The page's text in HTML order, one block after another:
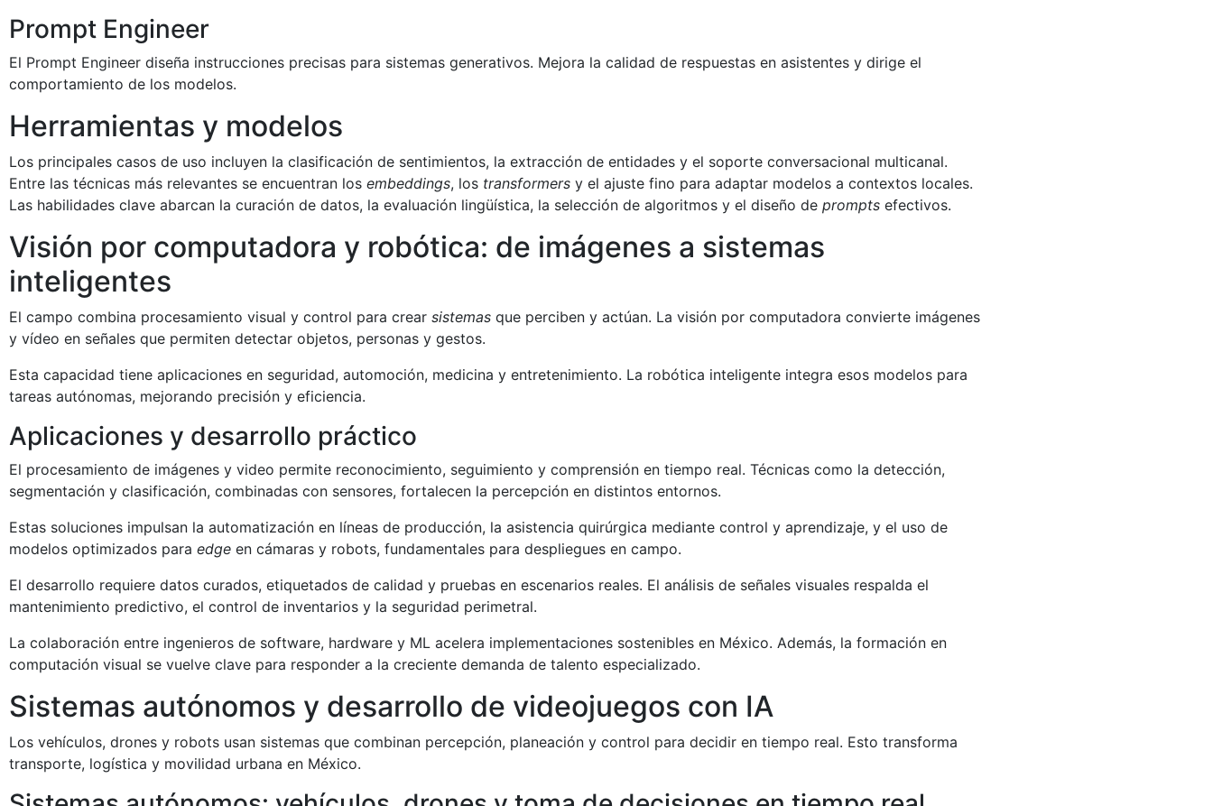
Prompt Engineer
El Prompt Engineer diseña instrucciones precisas para sistemas generativos. Mejora la calidad de respuestas en asistentes y dirige el
comportamiento de los modelos.
Herramientas y modelos
Los principales casos de uso incluyen la clasificación de sentimientos, la extracción de entidades y el soporte conversacional multicanal.
Entre las técnicas más relevantes se encuentran los embeddings, los transformers y el ajuste fino para adaptar modelos a contextos locales.
Las habilidades clave abarcan la curación de datos, la evaluación lingüística, la selección de algoritmos y el diseño de prompts efectivos.
Visión por computadora y robótica: de imágenes a sistemas
inteligentes
El campo combina procesamiento visual y control para crear sistemas que perciben y actúan. La visión por computadora convierte imágenes
y vídeo en señales que permiten detectar objetos, personas y gestos.
Esta capacidad tiene aplicaciones en seguridad, automoción, medicina y entretenimiento. La robótica inteligente integra esos modelos para
tareas autónomas, mejorando precisión y eficiencia.
Aplicaciones y desarrollo práctico
El procesamiento de imágenes y video permite reconocimiento, seguimiento y comprensión en tiempo real. Técnicas como la detección,
segmentación y clasificación, combinadas con sensores, fortalecen la percepción en distintos entornos.
Estas soluciones impulsan la automatización en líneas de producción, la asistencia quirúrgica mediante control y aprendizaje, y el uso de
modelos optimizados para edge en cámaras y robots, fundamentales para despliegues en campo.
El desarrollo requiere datos curados, etiquetados de calidad y pruebas en escenarios reales. El análisis de señales visuales respalda el
mantenimiento predictivo, el control de inventarios y la seguridad perimetral.
La colaboración entre ingenieros de software, hardware y ML acelera implementaciones sostenibles en México. Además, la formación en
computación visual se vuelve clave para responder a la creciente demanda de talento especializado.
Sistemas autónomos y desarrollo de videojuegos con IA
Los vehículos, drones y robots usan sistemas que combinan percepción, planeación y control para decidir en tiempo real. Esto transforma
transporte, logística y movilidad urbana en México.